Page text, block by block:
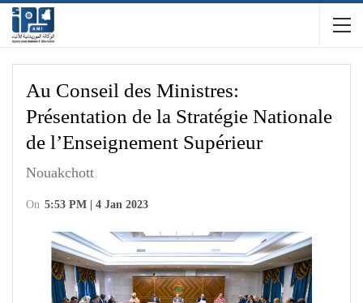
Au Conseil des Ministres:
Présentation de la Stratégie Nationale
de l’Enseignement Supérieur
Nouakchott
On 5:53 PM | 4 Jan 2023